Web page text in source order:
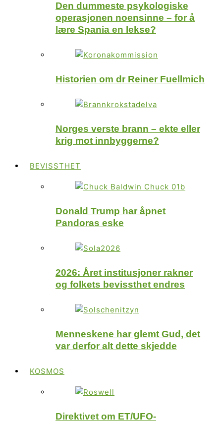
Den dummeste psykologiske
operasjonen noensinne – for å
lære Spania en lekse?
Historien om dr Reiner Fuellmich
Norges verste brann – ekte eller
krig mot innbyggerne?
BEVISSTHET
Donald Trump har åpnet
Pandoras eske
2026: Året institusjoner rakner
og folkets bevissthet endres
Menneskene har glemt Gud, det
var derfor alt dette skjedde
KOSMOS
Direktivet om ET/UFO-